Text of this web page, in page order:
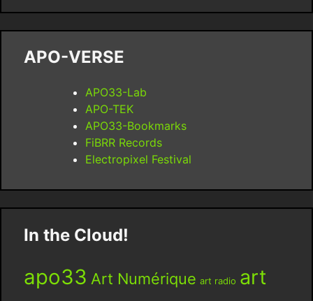
APO-VERSE
APO33-Lab
APO-TEK
APO33-Bookmarks
FiBRR Records
Electropixel Festival
In the Cloud!
apo33 Art Numérique art radio art